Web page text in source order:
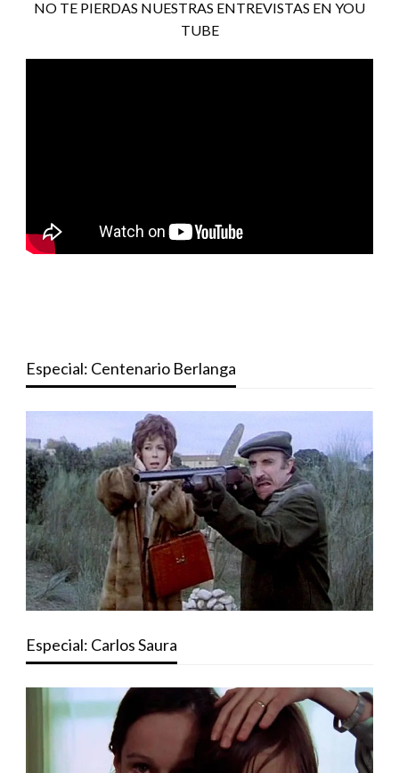
NO TE PIERDAS NUESTRAS ENTREVISTAS EN YOU
TUBE
Especial: Centenario Berlanga
Especial: Carlos Saura